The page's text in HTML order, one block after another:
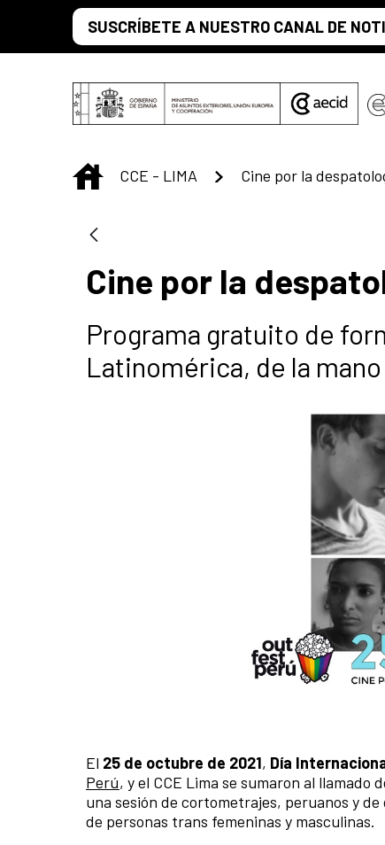
Saltar al contenido principal
SUSCRÍBETE A NUESTRO CANAL DE
INICIO
CCE - LIMA Cine por la
Cine por la
Programa gratuito de
Latinomérica, de la
El 25 de octubre de 2021, Día
Perú, y el CCE Lima se sumaron al
una sesión de cortometrajes, peruanos y
de personas trans femeninas y masculinas.